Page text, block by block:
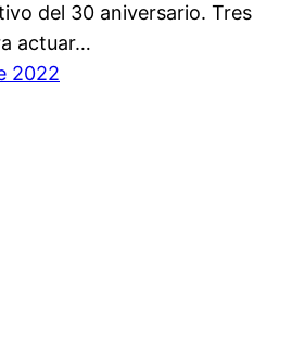
del 30 aniversario. Tres
actuar…
2022